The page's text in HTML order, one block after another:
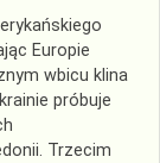
Europie
wbicu klina
próbuje
Trzecim